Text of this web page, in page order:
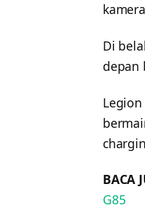
Di
depan
BACA
G85